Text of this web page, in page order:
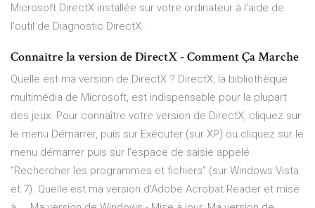
Microsoft DirectX installée sur votre ordinateur à l'aide de
l'outil de Diagnostic DirectX.
Connaître la version de DirectX - Comment Ça Marche
Quelle est ma version de DirectX ? DirectX, la bibliothèque
multimédia de Microsoft, est indispensable pour la plupart
des jeux. Pour connaître votre version de DirectX, cliquez sur
le menu Démarrer, puis sur Exécuter (sur XP) ou cliquez sur le
menu démarrer puis sur l’espace de saisie appelé
“Rechercher les programmes et fichiers” (sur Windows Vista
et 7). Quelle est ma version d'Adobe Acrobat Reader et mise